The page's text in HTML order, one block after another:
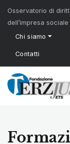
Osservatorio di
dell’impresa sociale
Chi siamo
Contatti